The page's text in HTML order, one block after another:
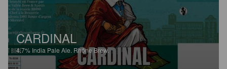
CARDINAL
4.7% India Pale Ale. Rhône Brew.